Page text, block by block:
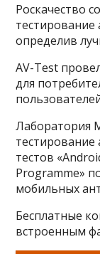
Роскачество
определив
AV-Test
для
Лаборатория
тестирование
тестов
Programme»
мобильных
Бесплатные
встроенным